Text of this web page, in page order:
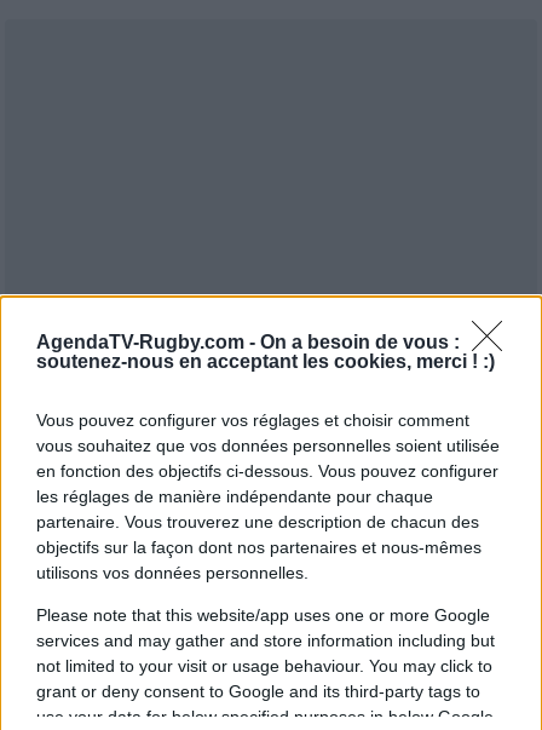
AgendaTV-Rugby.com - On a besoin de vous :
soutenez-nous en acceptant les cookies, merci ! :)
Vous pouvez configurer vos réglages et choisir comment
vous souhaitez que vos données personnelles soient utilisée
en fonction des objectifs ci-dessous. Vous pouvez configurer
les réglages de manière indépendante pour chaque
partenaire. Vous trouverez une description de chacun des
objectifs sur la façon dont nos partenaires et nous-mêmes
utilisons vos données personnelles.
Please note that this website/app uses one or more Google
services and may gather and store information including but
not limited to your visit or usage behaviour. You may click to
grant or deny consent to Google and its third-party tags to
use your data for below specified purposes in below Google
Programme TV Rugby> New Zealand Warriors